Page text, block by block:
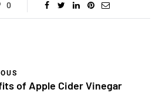
0
of Apple Cider Vinegar